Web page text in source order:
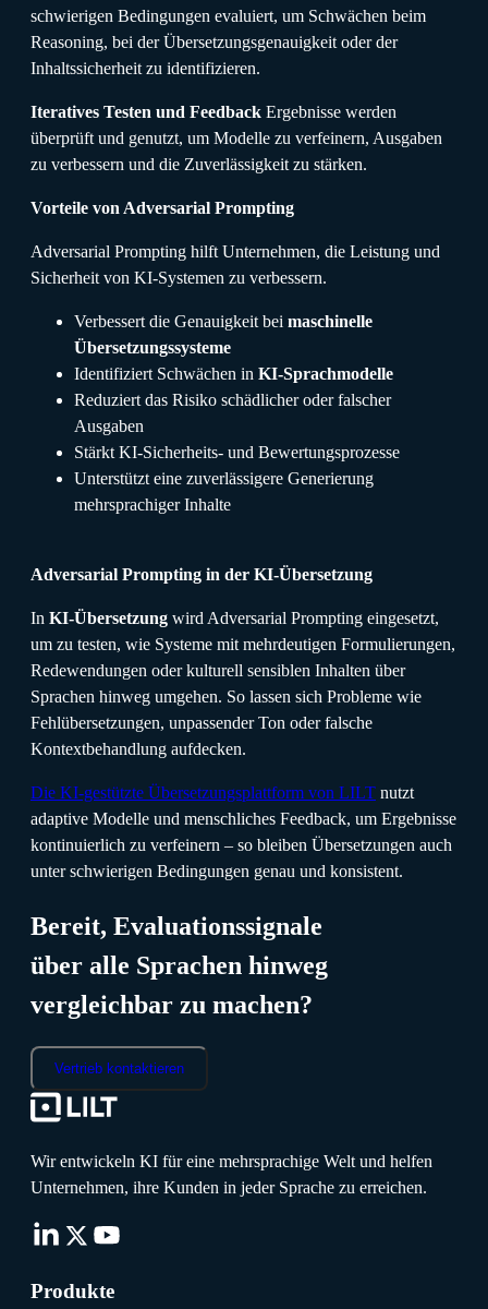
schwierigen Bedingungen evaluiert, um Schwächen beim
Reasoning, bei der Übersetzungsgenauigkeit oder der
Inhaltssicherheit zu identifizieren.
Iteratives Testen und Feedback Ergebnisse werden
überprüft und genutzt, um Modelle zu verfeinern, Ausgaben
zu verbessern und die Zuverlässigkeit zu stärken.
Vorteile von Adversarial Prompting
Adversarial Prompting hilft Unternehmen, die Leistung und
Sicherheit von KI-Systemen zu verbessern.
Verbessert die Genauigkeit bei maschinelle
Übersetzungssysteme
Identifiziert Schwächen in KI-Sprachmodelle
Reduziert das Risiko schädlicher oder falscher
Ausgaben
Stärkt KI-Sicherheits- und Bewertungsprozesse
Unterstützt eine zuverlässigere Generierung
mehrsprachiger Inhalte
Adversarial Prompting in der KI-Übersetzung
In KI-Übersetzung wird Adversarial Prompting eingesetzt,
um zu testen, wie Systeme mit mehrdeutigen Formulierungen,
Redewendungen oder kulturell sensiblen Inhalten über
Sprachen hinweg umgehen. So lassen sich Probleme wie
Fehlübersetzungen, unpassender Ton oder falsche
Kontextbehandlung aufdecken.
Die KI-gestützte Übersetzungsplattform von LILT nutzt
adaptive Modelle und menschliches Feedback, um Ergebnisse
kontinuierlich zu verfeinern – so bleiben Übersetzungen auch
unter schwierigen Bedingungen genau und konsistent.
Bereit, Evaluationssignale
über alle Sprachen hinweg
vergleichbar zu machen?
Vertrieb kontaktieren
Wir entwickeln KI für eine mehrsprachige Welt und helfen
Unternehmen, ihre Kunden in jeder Sprache zu erreichen.
Produkte